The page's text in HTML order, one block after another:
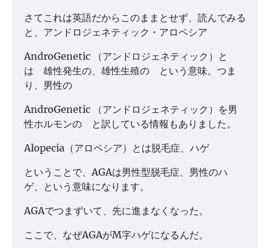
さてこれは英語だからこのままとせず、読んでみる
と、アンドロジェネティック・アロペシア
AndroGenetic （アンドロジェネティック）と
は 雄性発生の、雄性生殖の という意味。つま
り、男性の
AndroGenetic （アンドロジェネティック）を男
性ホルモンの と訳している情報もありました。
Alopecia（アロペシア）とは脱毛症、ハゲ
ということで、AGAは男性型脱毛症、男性のハ
ゲ、という意味になります。
AGAでつまずいて、先に進まなくなった。
ここで、なぜAGAがM字ハゲになるんだ。